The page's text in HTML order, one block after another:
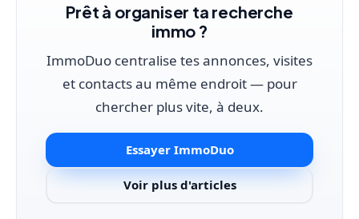
Prêt à organiser ta recherche
immo ?
ImmoDuo centralise tes annonces, visites
et contacts au même endroit — pour
chercher plus vite, à deux.
Essayer ImmoDuo
Voir plus d'articles